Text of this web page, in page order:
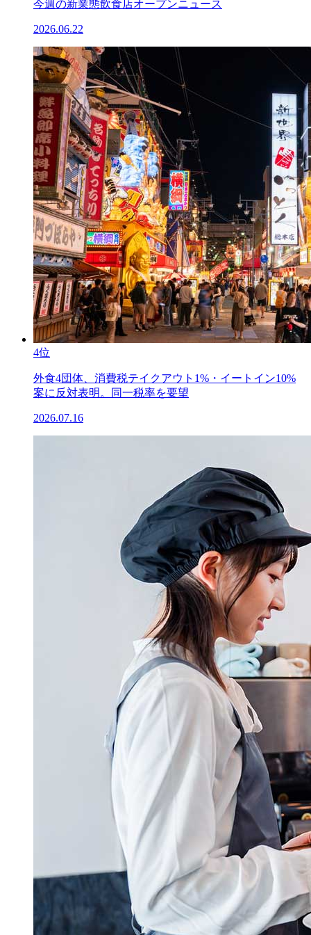
今週の新業態飲食店オープンニュース
2026.06.22
4位
外食4団体、消費税テイクアウト1%・イートイン10%
案に反対表明。同一税率を要望
2026.07.16